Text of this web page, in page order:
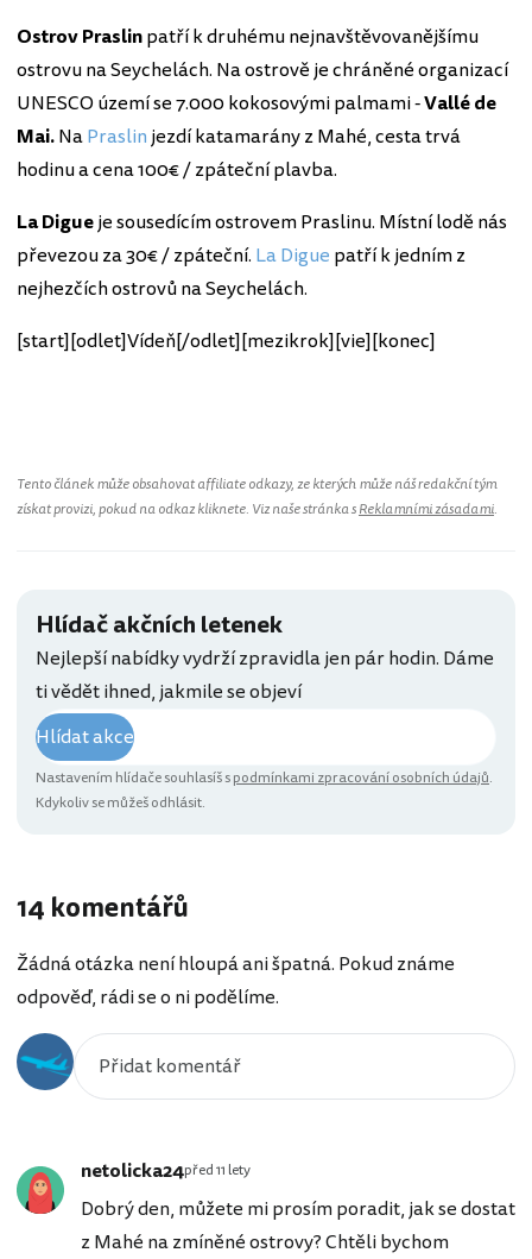
Ostrov Praslinpatří k druhému nejnavštěvovanějšímu
ostrovu na Seychelách. Na ostrově je chráněné organizací
UNESCO území se 7.000 kokosovými palmami -Vallé de
Mai.NaPraslinjezdí katamarány z Mahé, cesta trvá
hodinu a cena 100€ / zpáteční plavba.
La Digueje sousedícím ostrovem Praslinu. Místní lodě nás
převezou za 30€ / zpáteční. La Digue patří k jedním z
nejhezčích ostrovů na Seychelách.
[start][odlet]Vídeň[/odlet][mezikrok][vie][konec]
Tento článek může obsahovat affiliate odkazy, ze kterých může náš redakční tým
získat provizi, pokud na odkaz kliknete. Viz naše stránka sReklamními zásadami.
Hlídač akčních letenek
Nejlepší nabídky vydrží zpravidla jen pár hodin. Dáme
ti vědět ihned, jakmile se objeví
Hlídat akce
Nastavením hlídače souhlasíš spodmínkami zpracování osobních údajů.
Kdykoliv se můžeš odhlásit.
14 komentářů
Žádná otázka není hloupá ani špatná. Pokud známe
odpověď, rádi se o ni podělíme.
netolicka24před 11 lety
Dobrý den, můžete mi prosím poradit, jak se dostat
z Mahé na zmíněné ostrovy? Chtěli bychom